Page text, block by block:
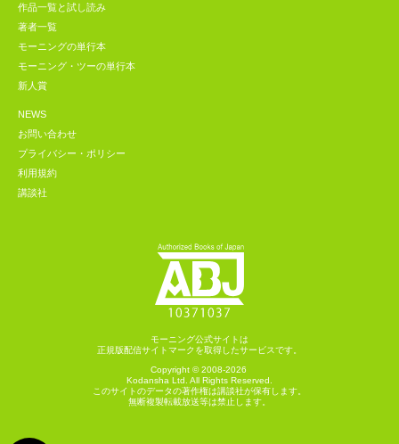
作品一覧と試し読み
著者一覧
モーニングの単行本
モーニング・ツーの単行本
新人賞
NEWS
お問い合わせ
プライバシー・ポリシー
利用規約
講談社
モーニング公式サイトは
正規版配信サイトマークを取得したサービスです。
Copyright © 2008-2026
Kodansha Ltd. All Rights Reserved.
このサイトのデータの著作権は講談社が保有します。
無断複製転載放送等は禁止します。